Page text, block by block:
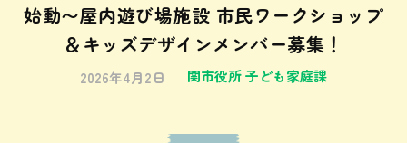
始動〜屋内遊び場施設 市民ワークショップ
＆キッズデザインメンバー募集！
2026年4月2日 関市役所 子ども家庭課